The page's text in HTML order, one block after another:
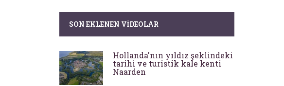
SON EKLENEN VIDEOLAR
Hollanda'nın yıldız şeklindeki
tarihi ve turistik kale kenti
Naarden